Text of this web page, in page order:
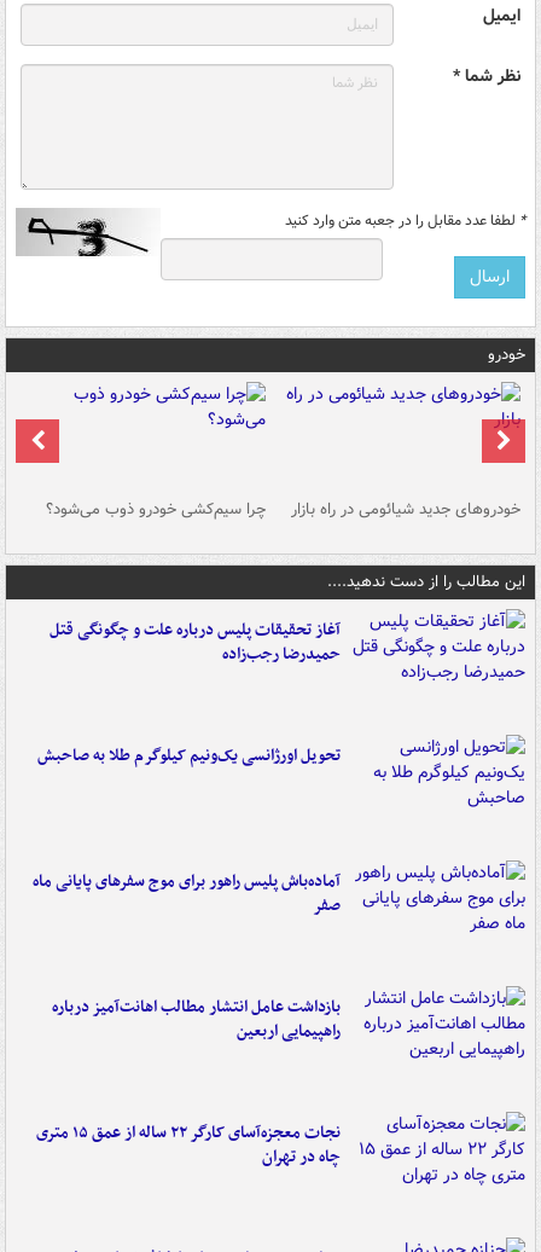
ایمیل
نظر شما *
* لطفا عدد مقابل را در جعبه متن وارد کنید
خودرو
خودروهای جدید شیائومی در راه بازار چرا سیم‌کشی خودرو ذوب می‌شود؟
این مطالب را از دست ندهید....
آغاز تحقیقات پلیس درباره علت و چگونگی قتل
حمیدرضا رجب‌زاده
تحویل اورژانسی یک‌ونیم کیلوگرم طلا به صاحبش
آماده‌باش پلیس راهور برای موج سفرهای پایانی ماه
صفر
بازداشت عامل انتشار مطالب اهانت‌آمیز درباره
راهپیمایی اربعین
نجات معجزه‌آسای کارگر ۲۲ ساله از عمق ۱۵ متری
چاه در تهران